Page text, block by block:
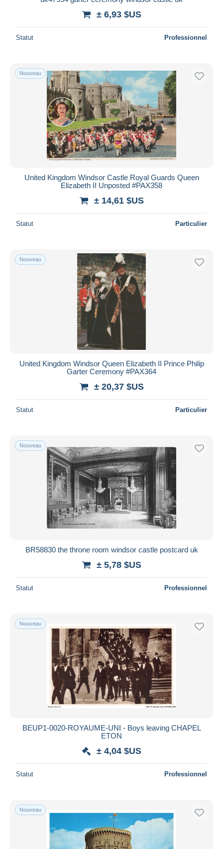
± 6,93 $US
Statut Professionnel
Nouveau
United Kingdom Windsor Castle Royal Guards Queen
Elizabeth II Unposted #PAX358
± 14,61 $US
Statut Particulier
Nouveau
United Kingdom Windsor Queen Elizabeth II Prince Philip
Garter Ceremony #PAX364
± 20,37 $US
Statut Particulier
Nouveau
BR58830 the throne room windsor castle postcard uk
± 5,78 $US
Statut Professionnel
Nouveau
BEUP1-0020-ROYAUME-UNI - Boys leaving CHAPEL
ETON
± 4,04 $US
Statut Professionnel
Nouveau